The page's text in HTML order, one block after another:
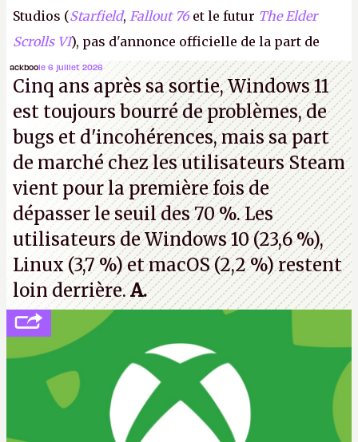
Studios (Starfield, Fallout 76 et le futur The Elder
Scrolls VI), pas d'annonce officielle de la part de
Microsoft, mais le syndicat des employés confirme
de nombreux licenciements.A.
ackboole 6 juillet 2026
Cinq ans après sa sortie, Windows 11
est toujours bourré de problèmes, de
bugs et d'incohérences, mais sa part
de marché chez les utilisateurs Steam
vient pour la première fois de
dépasser le seuil des 70 %. Les
utilisateurs de Windows 10 (23,6 %),
Linux (3,7 %) et macOS (2,2 %) restent
loin derrière.A.